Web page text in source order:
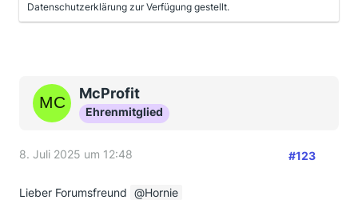
Datenschutzerklärung zur Verfügung gestellt.
McProfit
Ehrenmitglied
8. Juli 2025 um 12:48 #123
Lieber Forumsfreund
Hornie